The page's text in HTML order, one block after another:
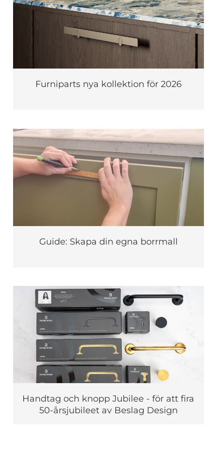
Furniparts nya kollektion för 2026
Guide: Skapa din egna borrmall
Handtag och knopp Jubilee - för att fira
50-årsjubileet av Beslag Design